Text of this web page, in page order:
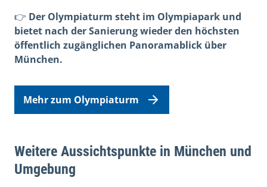
👉 Der Olympiaturm steht im Olympiapark und
bietet nach der Sanierung wieder den höchsten
öffentlich zugänglichen Panoramablick über
München.
Mehr zum Olympiaturm
Weitere Aussichtspunkte in München und
Umgebung